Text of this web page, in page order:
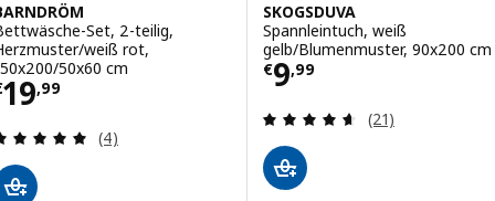
Set, 2-teilig,
weiß rot,
50x60 cm
19,99€ 19,99
Überprüfung: 5 aus 5 sterne. Bewertungen
(4)
SKOGSDUVA
Spannleintuch, weiß
gelb/Blumenmuster, 90x200 cm
€9,99
Preis € 9,99
Überprüfung:
(21)